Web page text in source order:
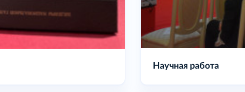
Наши издания